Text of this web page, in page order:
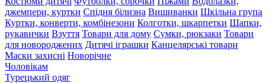
джемпери, куртки Спідня білизна Вишиванки Шкільна група
Куртки, конверти, комбінезони Колготки, шкарпетки Шапки,
рукавички Взуття Товари для дому Сумки, рюкзаки Товари
для новороджених Дитячі іграшки Канцелярські товари
Маски захисні Новорічне
Чоловікам
Турецький одяг